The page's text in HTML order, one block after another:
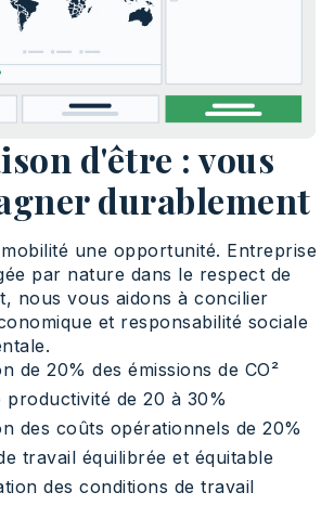
d'être : vous
durablement
une opportunité. Entreprise
par nature dans le respect de
nous vous aidons à concilier
et responsabilité sociale
de 20% des émissions de CO²
productivité de 20 à 30%
des coûts opérationnels de 20%
travail équilibrée et équitable
des conditions de travail